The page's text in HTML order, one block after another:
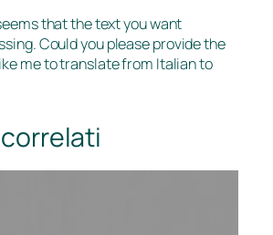
that the text you want
Could you please provide the
me to translate from Italian to